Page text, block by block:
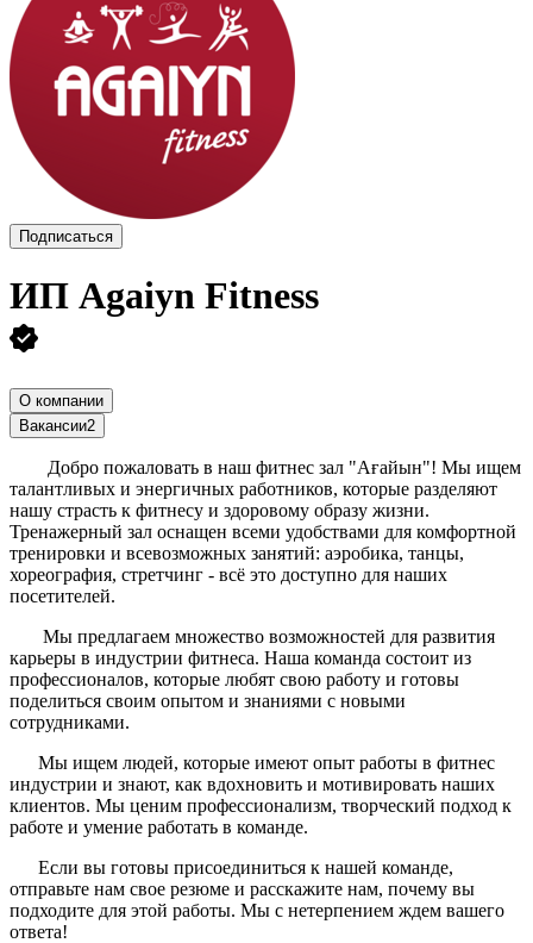
Подписаться
ИП Agaiyn Fitness
О компании
Вакансии2
Добро пожаловать в наш фитнес зал "Ағайын"! Мы ищем
талантливых и энергичных работников, которые разделяют
нашу страсть к фитнесу и здоровому образу жизни.
Тренажерный зал оснащен всеми удобствами для комфортной
тренировки и всевозможных занятий: аэробика, танцы,
хореография, стретчинг - всё это доступно для наших
посетителей.
Мы предлагаем множество возможностей для развития
карьеры в индустрии фитнеса. Наша команда состоит из
профессионалов, которые любят свою работу и готовы
поделиться своим опытом и знаниями с новыми
сотрудниками.
Мы ищем людей, которые имеют опыт работы в фитнес
индустрии и знают, как вдохновить и мотивировать наших
клиентов. Мы ценим профессионализм, творческий подход к
работе и умение работать в команде.
Если вы готовы присоединиться к нашей команде,
отправьте нам свое резюме и расскажите нам, почему вы
подходите для этой работы. Мы с нетерпением ждем вашего
ответа!